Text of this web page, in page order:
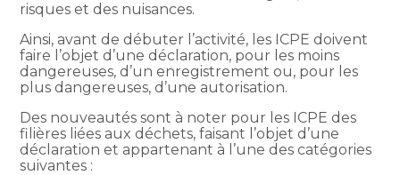
risques et des nuisances.
Ainsi, avant de débuter l’activité, les ICPE doivent
faire l’objet d’une déclaration, pour les moins
dangereuses, d’un enregistrement ou, pour les
plus dangereuses, d’une autorisation.
Des nouveautés sont à noter pour les ICPE des
filières liées aux déchets, faisant l’objet d’une
déclaration et appartenant à l’une des catégories
suivantes :